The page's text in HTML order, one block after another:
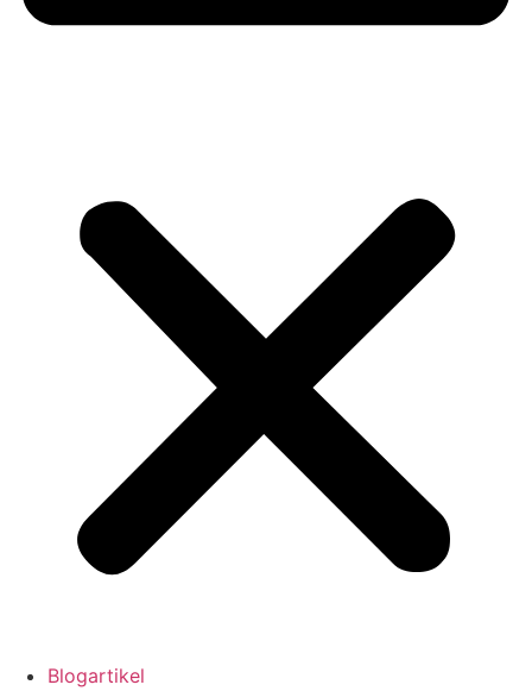
Blogartikel